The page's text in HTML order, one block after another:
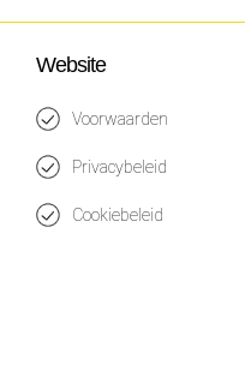
Website
Voorwaarden
Privacybeleid
Cookiebeleid